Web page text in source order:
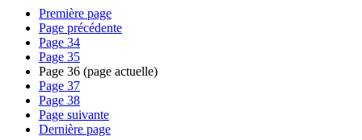
Première page
Page précédente
Page 34
Page 35
Page 36 (page actuelle)
Page 37
Page 38
Page suivante
Dernière page